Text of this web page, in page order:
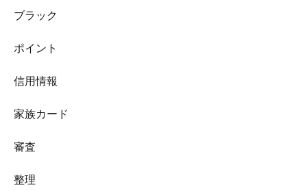
ブラック
ポイント
信用情報
家族カード
審査
整理